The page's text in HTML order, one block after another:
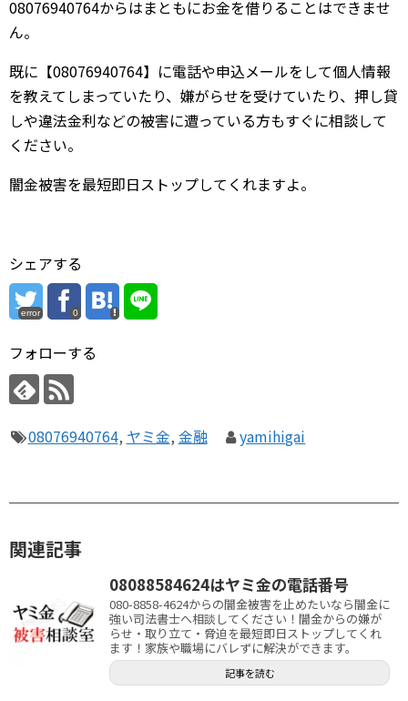
08076940764からはまともにお金を借りることはできませ
ん。
既に【08076940764】に電話や申込メールをして個人情報
を教えてしまっていたり、嫌がらせを受けていたり、押し貸
しや違法金利などの被害に遭っている方もすぐに相談して
ください。
闇金被害を最短即日ストップしてくれますよ。
シェアする
error 0
フォローする
08076940764, ヤミ金, 金融 yamihigai
関連記事
08088584624はヤミ金の電話番号
080-8858-4624からの闇金被害を止めたいなら闇金に
強い司法書士へ相談してください！闇金からの嫌が
らせ・取り立て・脅迫を最短即日ストップしてくれ
ます！家族や職場にバレずに解決ができます。
記事を読む